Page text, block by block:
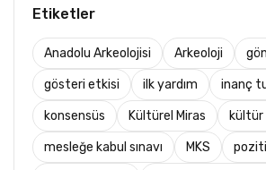
Etiketler
Anadolu Arkeolojisi Arkeoloji
gösteri etkisi ilk yardım inanç
konsensüs Kültürel Miras
mesleğe kabul sınavı MKS